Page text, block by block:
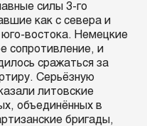
силы 3-го
как с севера и
востока. Немецкие
сопротивление, и
сражаться за
Серьёзную
литовские
объединённых в
бригады,